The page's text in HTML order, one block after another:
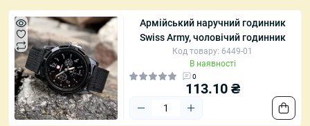
Армійський наручний годинник
Swiss Army, чоловічий годинник
Код товару: 6449-01
В наявності
0
113.10 ₴